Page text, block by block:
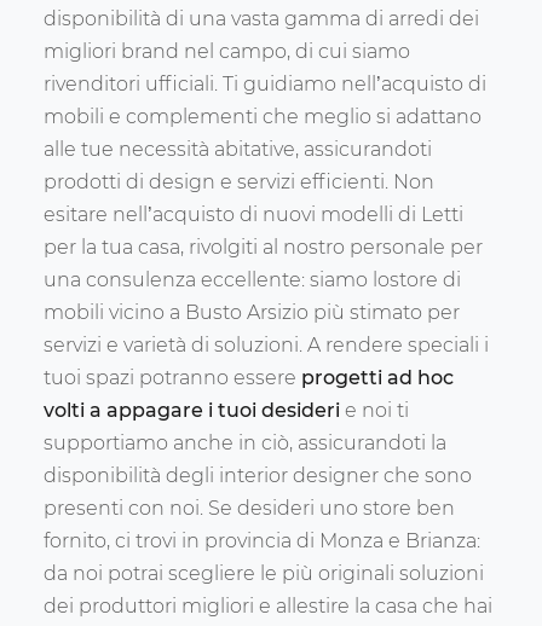
disponibilità di una vasta gamma di arredi dei
migliori brand nel campo, di cui siamo
rivenditori ufficiali. Ti guidiamo nell’acquisto di
mobili e complementi che meglio si adattano
alle tue necessità abitative, assicurandoti
prodotti di design e servizi efficienti. Non
esitare nell’acquisto di nuovi modelli di Letti
per la tua casa, rivolgiti al nostro personale per
una consulenza eccellente: siamo lostore di
mobili vicino a Busto Arsizio più stimato per
servizi e varietà di soluzioni. A rendere speciali i
tuoi spazi potranno essere progetti ad hoc
volti a appagare i tuoi desideri e noi ti
supportiamo anche in ciò, assicurandoti la
disponibilità degli interior designer che sono
presenti con noi. Se desideri uno store ben
fornito, ci trovi in provincia di Monza e Brianza:
da noi potrai scegliere le più originali soluzioni
dei produttori migliori e allestire la casa che hai